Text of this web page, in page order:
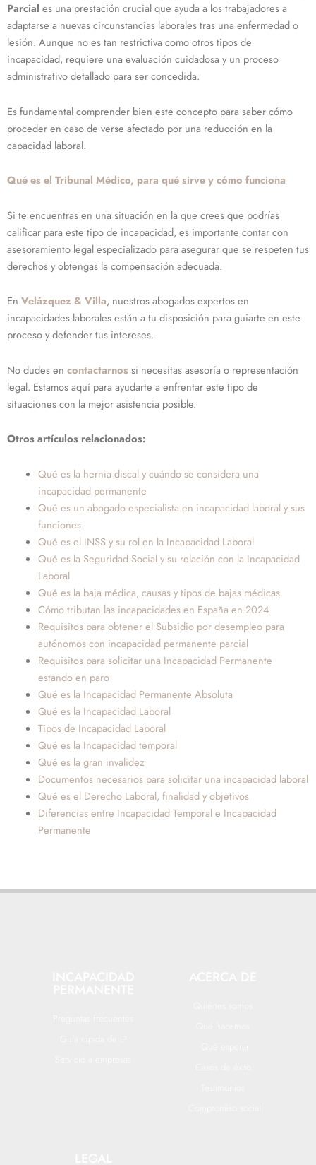
Parcial es una prestación crucial que ayuda a los trabajadores a
adaptarse a nuevas circunstancias laborales tras una enfermedad o
lesión. Aunque no es tan restrictiva como otros tipos de
incapacidad, requiere una evaluación cuidadosa y un proceso
administrativo detallado para ser concedida.
Es fundamental comprender bien este concepto para saber cómo
proceder en caso de verse afectado por una reducción en la
capacidad laboral.
Qué es el Tribunal Médico, para qué sirve y cómo funciona
Si te encuentras en una situación en la que crees que podrías
calificar para este tipo de incapacidad, es importante contar con
asesoramiento legal especializado para asegurar que se respeten tus
derechos y obtengas la compensación adecuada.
En Velázquez & Villa, nuestros abogados expertos en
incapacidades laborales están a tu disposición para guiarte en este
proceso y defender tus intereses.
No dudes en contactarnos si necesitas asesoría o representación
legal. Estamos aquí para ayudarte a enfrentar este tipo de
situaciones con la mejor asistencia posible.
Otros artículos relacionados:
Qué es la hernia discal y cuándo se considera una
incapacidad permanente
Qué es un abogado especialista en incapacidad laboral y sus
funciones
Qué es el INSS y su rol en la Incapacidad Laboral
Qué es la Seguridad Social y su relación con la Incapacidad
Laboral
Qué es la baja médica, causas y tipos de bajas médicas
Cómo tributan las incapacidades en España en 2024
Requisitos para obtener el Subsidio por desempleo para
autónomos con incapacidad permanente parcial
Requisitos para solicitar una Incapacidad Permanente
estando en paro
Qué es la Incapacidad Permanente Absoluta
Qué es la Incapacidad Laboral
Tipos de Incapacidad Laboral
Qué es la Incapacidad temporal
Qué es la gran invalidez
Documentos necesarios para solicitar una incapacidad laboral
Qué es el Derecho Laboral, finalidad y objetivos
Diferencias entre Incapacidad Temporal e Incapacidad
Permanente